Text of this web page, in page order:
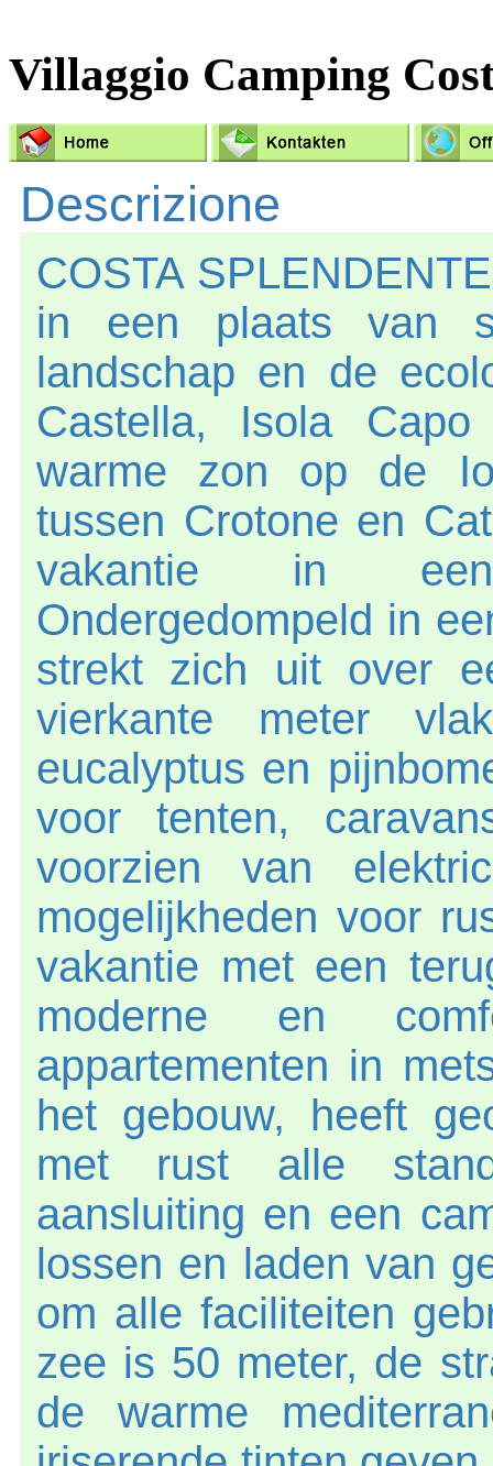
Villaggio Camping
Descrizione
COSTA
in een plaats van
landschap en de
Castella, Isola
warme zon op de
tussen Crotone en
vakantie in een
Ondergedompeld in
strekt zich uit over
vierkante meter
eucalyptus en
voor tenten,
voorzien van
mogelijkheden voor
vakantie met een
moderne en
appartementen in
het gebouw, heeft
met rust alle
aansluiting en een
lossen en laden van
om alle faciliteiten
zee is 50 meter, de
de warme